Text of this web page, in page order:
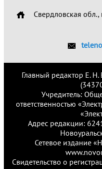
Свердловская обл.,
Главный редактор Е.
Учредитель:
ответственностью
Адрес редакции:
Сетевое издание
Свидетельство о